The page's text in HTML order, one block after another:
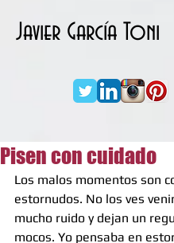
Javier García Toni
Pisen con cuidado
Los malos momentos son
estornudos. No los ves
mucho ruido y dejan un
mocos. Yo pensaba en